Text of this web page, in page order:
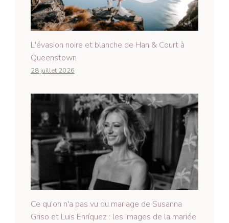
L'évasion noire et blanche de Han & Court à
Queenstown
28 juillet 2026
Ce qu'on n'a pas vu du mariage de Susanna
Griso et Luis Enríquez : les images de la mariée